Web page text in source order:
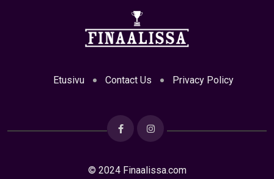
Etusivu Contact Us Privacy Policy
© 2024 Finaalissa.com